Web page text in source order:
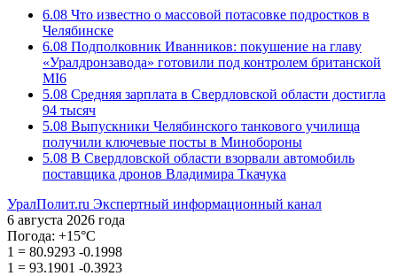
6.08 Что известно о массовой потасовке подростков в
Челябинске
6.08 Подполковник Иванников: покушение на главу
«Уралдронзавода» готовили под контролем британской
MI6
5.08 Средняя зарплата в Свердловской области достигла
94 тысяч
5.08 Выпускники Челябинского танкового училища
получили ключевые посты в Минобороны
5.08 В Свердловской области взорвали автомобиль
поставщика дронов Владимира Ткачука
УралПолит.ru Экспертный информационный канал
6 августа 2026 года
Погода: +15°С
1 = 80.9293 -0.1998
1 = 93.1901 -0.3923